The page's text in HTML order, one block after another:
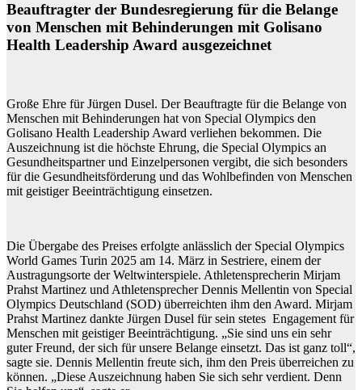
Beauftragter der Bundesregierung für die Belange
von Menschen mit Behinderungen mit Golisano
Health Leadership Award ausgezeichnet
Große Ehre für Jürgen Dusel. Der Beauftragte für die Belange von
Menschen mit Behinderungen hat von Special Olympics den
Golisano Health Leadership Award verliehen bekommen. Die
Auszeichnung ist die höchste Ehrung, die Special Olympics an
Gesundheitspartner und Einzelpersonen vergibt, die sich besonders
für die Gesundheitsförderung und das Wohlbefinden von Menschen
mit geistiger Beeinträchtigung einsetzen.
Die Übergabe des Preises erfolgte anlässlich der Special Olympics
World Games Turin 2025 am 14. März in Sestriere, einem der
Austragungsorte der Weltwinterspiele. Athletensprecherin Mirjam
Prahst Martinez und Athletensprecher Dennis Mellentin von Special
Olympics Deutschland (SOD) überreichten ihm den Award. Mirjam
Prahst Martinez dankte Jürgen Dusel für sein stetes Engagement für
Menschen mit geistiger Beeinträchtigung. „Sie sind uns ein sehr
guter Freund, der sich für unsere Belange einsetzt. Das ist ganz toll“,
sagte sie. Dennis Mellentin freute sich, ihm den Preis überreichen zu
können. „Diese Auszeichnung haben Sie sich sehr verdient. Denn